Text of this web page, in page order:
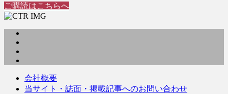
ご購読はこちらへ
会社概要
当サイト・誌面・掲載記事へのお問い合わせ